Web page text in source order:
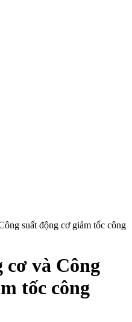
suất động cơ giảm tốc công
cơ và Công
tốc công